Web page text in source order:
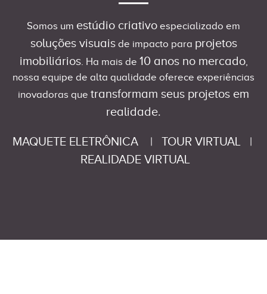
Somos um estúdio criativo especializado em
soluções visuaisde impacto para projetos
imobiliários. Ha mais de 10 anos no mercado,
nossa equipe de alta qualidade oferece experiências
inovadoras que transformam seus projetos em
realidade.
MAQUETE ELETRÔNICA | TOUR VIRTUAL
|
REALIDADE VIRTUAL